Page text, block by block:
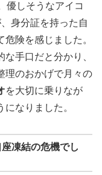
優しそうなアイコ
身分証を持った自
険を感じました。
手口だと分かり、
理のおかげで月々の
を大切に乗りなが
なりました。
凍結の危機でし